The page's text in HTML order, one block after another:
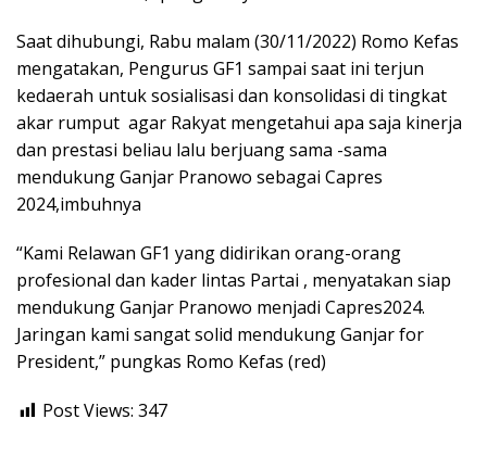
Saat dihubungi, Rabu malam (30/11/2022) Romo Kefas
mengatakan, Pengurus GF1 sampai saat ini terjun
kedaerah untuk sosialisasi dan konsolidasi di tingkat
akar rumput agar Rakyat mengetahui apa saja kinerja
dan prestasi beliau lalu berjuang sama -sama
mendukung Ganjar Pranowo sebagai Capres
2024,imbuhnya
“Kami Relawan GF1 yang didirikan orang-orang
profesional dan kader lintas Partai , menyatakan siap
mendukung Ganjar Pranowo menjadi Capres2024.
Jaringan kami sangat solid mendukung Ganjar for
President,” pungkas Romo Kefas (red)
Post Views: 347